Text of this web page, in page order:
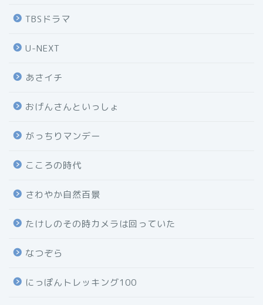
TBSドラマ
U-NEXT
あさイチ
おげんさんといっしょ
がっちりマンデー
こころの時代
さわやか自然百景
たけしのその時カメラは回っていた
なつぞら
にっぽんトレッキング100